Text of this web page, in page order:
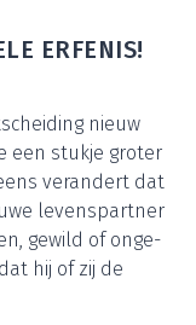
ERFE­NIS!
nieuw
een stuk­je gro­ter
ver­an­dert dat
levens­part­ner
gewild of onge­
hij of zij de